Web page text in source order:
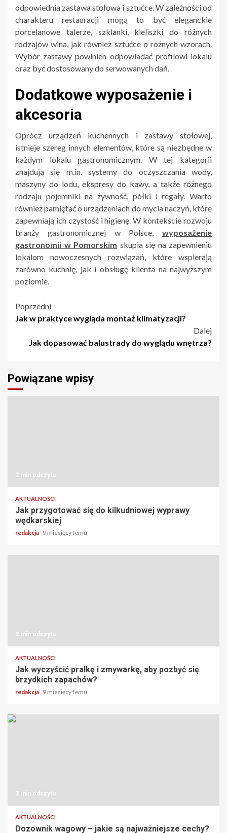
odpowiednia zastawa stołowa i sztućce. W zależności od
charakteru restauracji mogą to być eleganckie
porcelanowe talerze, szklanki, kieliszki do różnych
rodzajów wina, jak również sztućce o różnych wzorach.
Wybór zastawy powinien odpowiadać profilowi lokalu
oraz być dostosowany do serwowanych dań.
Dodatkowe wyposażenie i
akcesoria
Oprócz urządzeń kuchennych i zastawy stołowej,
istnieje szereg innych elementów, które są niezbędne w
każdym lokalu gastronomicznym. W tej kategorii
znajdują się m.in. systemy do oczyszczania wody,
maszyny do lodu, ekspresy do kawy, a także różnego
rodzaju pojemniki na żywność, półki i regały. Warto
również pamiętać o urządzeniach do mycia naczyń, które
zapewniają ich czystość i higienę. W kontekście rozwoju
branży gastronomicznej w Polsce, wyposażenie
gastronomii w Pomorskim skupia się na zapewnieniu
lokalom nowoczesnych rozwiązań, które wspierają
zarówno kuchnię, jak i obsługę klienta na najwyższym
poziomie.
Nawigacja
Poprzedni
Jak w praktyce wygląda montaż klimatyzacji?
Dalej
Jak dopasować balustrady do wyglądu wnętrza?
Powiązane wpisy
2 min odczytu
AKTUALNOŚCI
Jak przygotować się do kilkudniowej wyprawy
wędkarskiej
redakcja 9 miesięcy temu
3 min odczytu
AKTUALNOŚCI
Jak wyczyścić pralkę i zmywarkę, aby pozbyć się
brzydkich zapachów?
redakcja 9 miesięcy temu
2 min odczytu
AKTUALNOŚCI
Dozownik wagowy – jakie są najważniejsze cechy?